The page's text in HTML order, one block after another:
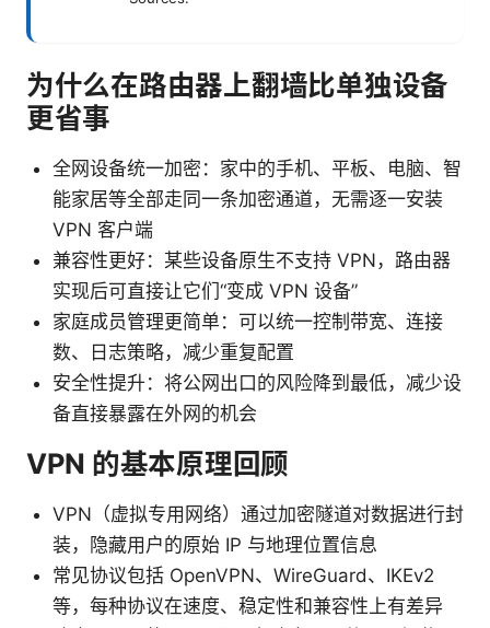
为什么在路由器上翻墙比单独设备
更省事
全网设备统一加密：家中的手机、平板、电脑、智
能家居等全部走同一条加密通道，无需逐一安装
VPN 客户端
兼容性更好：某些设备原生不支持 VPN，路由器
实现后可直接让它们“变成 VPN 设备”
家庭成员管理更简单：可以统一控制带宽、连接
数、日志策略，减少重复配置
安全性提升：将公网出口的风险降到最低，减少设
备直接暴露在外网的机会
VPN 的基本原理回顾
VPN（虚拟专用网络）通过加密隧道对数据进行封
装，隐藏用户的原始 IP 与地理位置信息
常见协议包括 OpenVPN、WireGuard、IKEv2
等，每种协议在速度、稳定性和兼容性上有差异